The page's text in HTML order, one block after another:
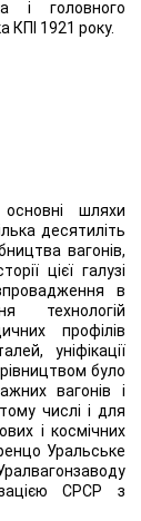
і головного
КПІ 1921 року.
шляхи
десятиліть
вагонів,
цієї галузі
в
технологій
профілів
уніфікації
було
вагонів і
числі і для
і космічних
Уральське
СРСР з